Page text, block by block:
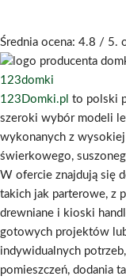
Średnia ocena: 4.8 / 5.
123domki
123Domki.pl to polski
szeroki wybór modeli
wykonanych z
świerkowego,
W ofercie znajdują się
takich jak parterowe, z
drewniane i kioski
gotowych projektów
indywidualnych
pomieszczeń, dodania